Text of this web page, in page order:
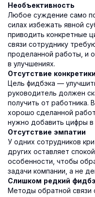
Необъективность
Любое суждение само
силах избежать явной
приводить конкретные
связи сотруднику
проделанной работы, и
в улучшениях.
Отсутствие конкретики
Цель фидбэка —
руководитель должен
получить от работника.
хорошо сделанной
нужно добавить цифры
Отсутствие эмпатии
У одних сотрудников
других оставляет
особенности, чтобы
задачи компании, а не
Слишком редкий
Методы обратной связи